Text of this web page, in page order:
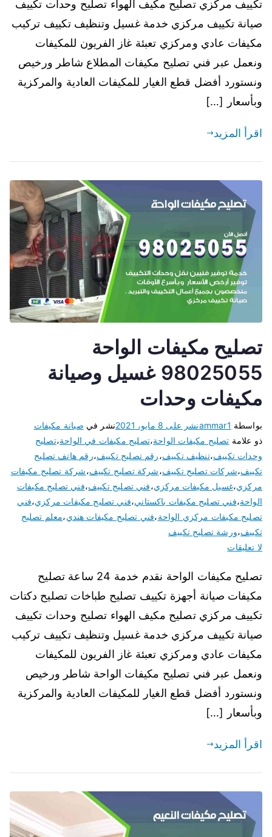
تكييف مركزي تصليح مكيف الهواء تصليح وحدات تكييف
صيانة تكييف مركزي خدمة غسيل وتنظيف تكييف تركيب
مكيفات عادي ومركزي تعبئة غاز الفريون للمكيفات
ونعمل عبر فني تصليح مكيفات المطلاع شاطر ورخيص
ونستورد أفضل قطع الغيار للمكيفات العادية والمركزية
وبأسعار […]
اقرأ المزيد
تصليح مكيفات الواحة
98025055 غسيل وصيانة
مكيفات وحدات
بواسطة ammar1نشر على 8 مايو، 2021 نشر في صيانة مكيفات
ذو علامة تصليح مكيفات الواحة،تصليح مكيفات في الواحة،تصليح
وحدات تكييف،تنظيف تكييف،رقم تصليح تكييف،رقم هاتف تصليح
تكييف،شركات تصليح تكييف،شركة تصليح تكييف،شركة تصليح مكيفات
مركزي،غسيل مكيفات مركزي،فني تصليح تكييف،فني تصليح مكيفات
الواحة،فني تصليح مكيفات باكستاني،فني تصليح مكيفات مركزي،فني
تصليح مكيفات مركزي الواحة،فني تصليح مكيفات هندي،معلم تصليح
تكييف،ورشة تصليح تكييف
لا تعليقات
تصليح مكيفات الواحة نقدم خدمة 24 ساعة تصليح
مكيفات صيانة أجهزة تكييف تصليح طباخات تصليح دكتات
تكييف مركزي تصليح مكيف الهواء تصليح وحدات تكييف
صيانة تكييف مركزي خدمة غسيل وتنظيف تكييف تركيب
مكيفات عادي ومركزي تعبئة غاز الفريون للمكيفات
ونعمل عبر فني تصليح مكيفات الواحة شاطر ورخيص
ونستورد أفضل قطع الغيار للمكيفات العادية والمركزية
وبأسعار […]
اقرأ المزيد